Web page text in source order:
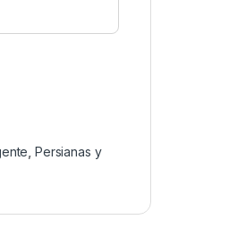
,Persianas y